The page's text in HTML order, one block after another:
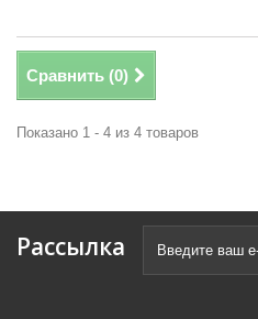
Сравнить (0)
Показано 1 - 4 из 4 товаров
Рассылка